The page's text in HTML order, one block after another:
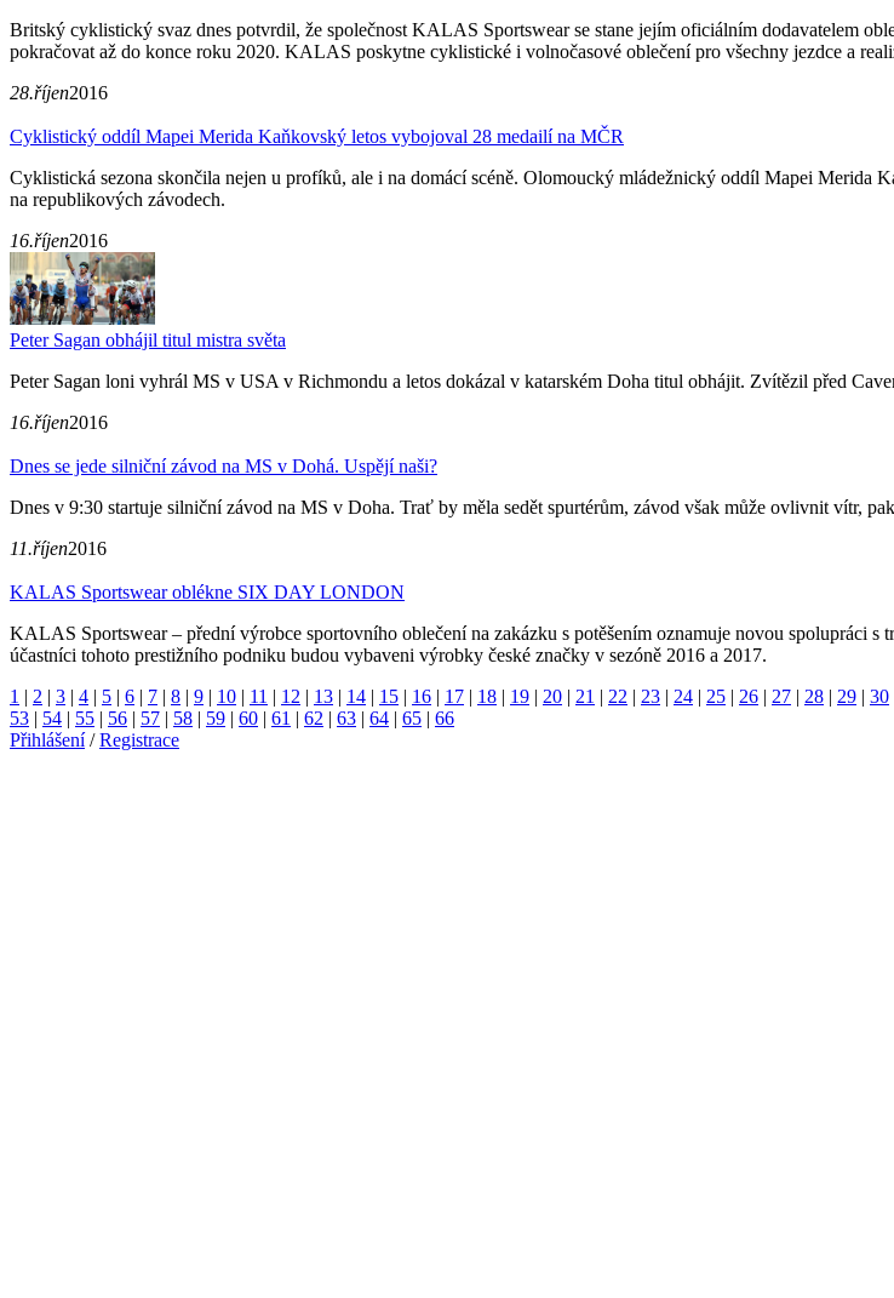
Britský cyklistický svaz dnes potvrdil, že společnost KALAS Sportswear se stane jejím oficiálním dodavatelem
pokračovat až do konce roku 2020. KALAS poskytne cyklistické i volnočasové oblečení pro všechny jezdce a
28.říjen2016
Cyklistický oddíl Mapei Merida Kaňkovský letos vybojoval 28 medailí na MČR
Cyklistická sezona skončila nejen u profíků, ale i na domácí scéně. Olomoucký mládežnický oddíl Mapei Merida
na republikových závodech.
16.říjen2016
Peter Sagan obhájil titul mistra světa
Peter Sagan loni vyhrál MS v USA v Richmondu a letos dokázal v katarském Doha titul obhájit. Zvítězil před
16.říjen2016
Dnes se jede silniční závod na MS v Dohá. Uspějí naši?
Dnes v 9:30 startuje silniční závod na MS v Doha. Trať by měla sedět spurtérům, závod však může ovlivnit vítr,
11.říjen2016
KALAS Sportswear oblékne SIX DAY LONDON
KALAS Sportswear – přední výrobce sportovního oblečení na zakázku s potěšením oznamuje novou spolupráci
účastníci tohoto prestižního podniku budou vybaveni výrobky české značky v sezóně 2016 a 2017.
1 | 2 | 3 | 4 | 5 | 6 | 7 | 8 | 9 | 10 | 11 | 12 | 13 | 14 | 15 | 16 | 17 | 18 | 19 | 20 | 21 | 22 | 23 | 24 | 25 | 26 | 27 | 28 | 29 | 30
53 | 54 | 55 | 56 | 57 | 58 | 59 | 60 | 61 | 62 | 63 | 64 | 65 | 66
Přihlášení/Registrace